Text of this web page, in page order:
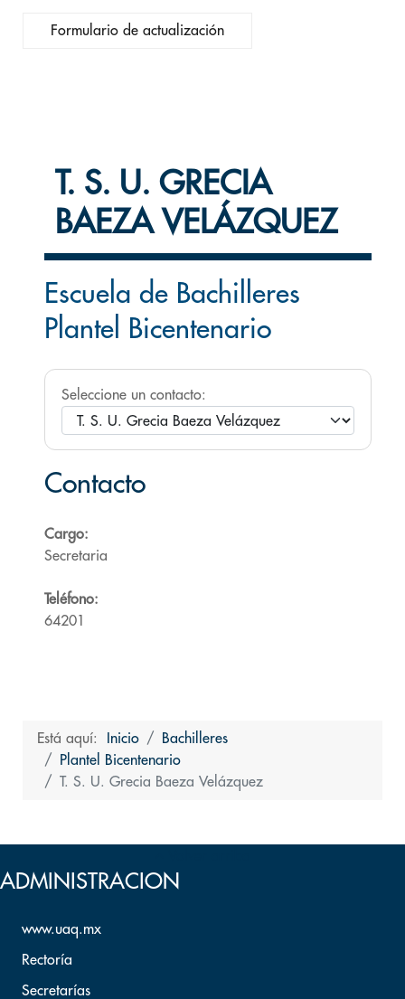
Formulario de actualización
T. S. U. GRECIA
BAEZA VELÁZQUEZ
Escuela de Bachilleres
Plantel Bicentenario
Seleccione un contacto:
Contacto
Cargo:
Secretaria
Teléfono:
64201
Está aquí: Inicio
Bachilleres
Plantel Bicentenario
T. S. U. Grecia Baeza Velázquez
ADMINISTRACION
www.uaq.mx
Rectoría
Secretarías